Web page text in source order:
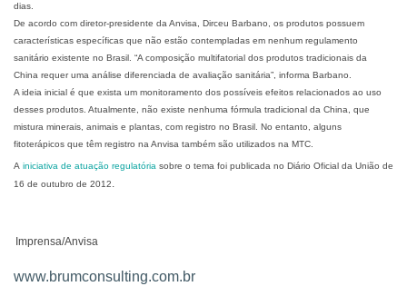
dias.
De acordo com diretor-presidente da Anvisa, Dirceu Barbano, os produtos possuem
características específicas que não estão contempladas em nenhum regulamento
sanitário existente no Brasil. “A composição multifatorial dos produtos tradicionais da
China requer uma análise diferenciada de avaliação sanitária”, informa Barbano.
A ideia inicial é que exista um monitoramento dos possíveis efeitos relacionados ao uso
desses produtos. Atualmente, não existe nenhuma fórmula tradicional da China, que
mistura minerais, animais e plantas, com registro no Brasil. No entanto, alguns
fitoterápicos que têm registro na Anvisa também são utilizados na MTC.
A iniciativa de atuação regulatória sobre o tema foi publicada no Diário Oficial da União de
16 de outubro de 2012.
Imprensa/Anvisa
www.brumconsulting.com.br